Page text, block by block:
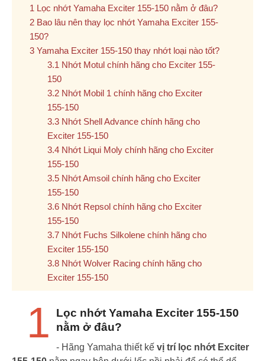
Lọc nhớt Yamaha Exciter 155-150 nằm ở đâu?
Bao lâu nên thay lọc nhớt Yamaha Exciter 155-
150?
Yamaha Exciter 155-150 thay nhớt loại nào tốt?
Nhớt Motul chính hãng cho Exciter 155-
150
Nhớt Mobil 1 chính hãng cho Exciter
155-150
Nhớt Shell Advance chính hãng cho
Exciter 155-150
Nhớt Liqui Moly chính hãng cho Exciter
155-150
Nhớt Amsoil chính hãng cho Exciter
155-150
Nhớt Repsol chính hãng cho Exciter
155-150
Nhớt Fuchs Silkolene chính hãng cho
Exciter 155-150
Nhớt Wolver Racing chính hãng cho
Exciter 155-150
1
Lọc nhớt Yamaha Exciter 155-150
nằm ở đâu?
- Hãng Yamaha thiết kế vị trí lọc nhớt Exciter